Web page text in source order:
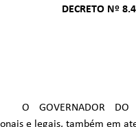
DECRETO Nº
O GOVERNADOR
e legais, também em